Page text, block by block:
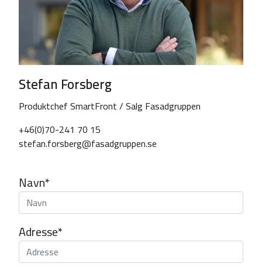
Stefan Forsberg
Produktchef SmartFront / Salg Fasadgruppen
+46(0)70-241 70 15
stefan.forsberg@fasadgruppen.se
Navn*
Adresse*